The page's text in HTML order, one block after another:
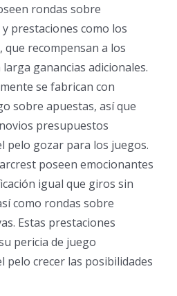
rondas sobre
prestaciones como los
que recompensan a los
ganancias adicionales.
se fabrican con
sobre apuestas, así que
presupuestos
pelo gozar para los juegos.
poseen emocionantes
igual que giros sin
como rondas sobre
Estas prestaciones
pericia de juego
pelo crecer las posibilidades